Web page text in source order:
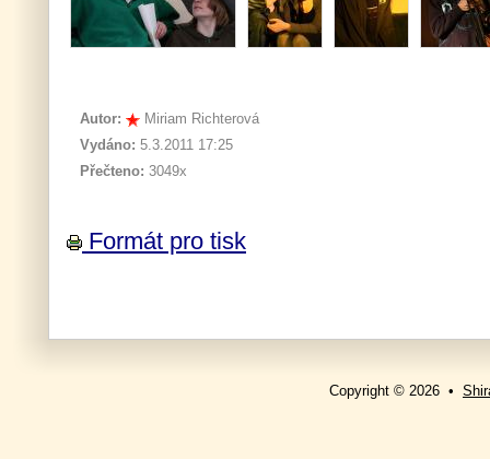
Autor:
Miriam Richterová
Vydáno: 5.3.2011 17:25
Přečteno: 3049x
Formát pro tisk
Copyright © 2026 •